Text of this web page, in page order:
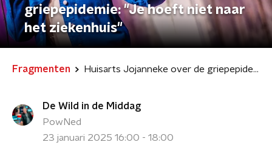
griepepidemie: "Je hoeft niet naar
het ziekenhuis"
Fragmenten Huisarts Jojanneke over de griepepidemie: "Je hoeft niet naar het ziekenhuis"
De Wild in de Middag
PowNed
23 januari 2025 16:00 - 18:00